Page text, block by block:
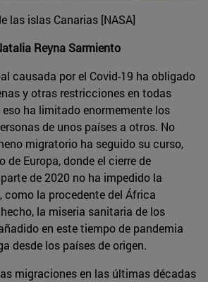
las islas Canarias [NASA]
Reyna Sarmiento
causada por el Covid-19 ha obligado
y otras restricciones en todas
ha limitado enormemente los
de unos países a otros. No
migratorio ha seguido su curso,
de Europa, donde el cierre de
de 2020 no ha impedido la
como la procedente del África
la miseria sanitaria de los
en este tiempo de pandemia
desde los países de origen.
migraciones en las últimas décadas